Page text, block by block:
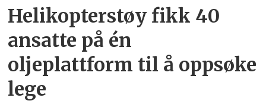
Helikopterstøy fikk 40
ansatte på én
oljeplattform til å oppsøke
lege